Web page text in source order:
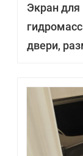
Экран
двери,